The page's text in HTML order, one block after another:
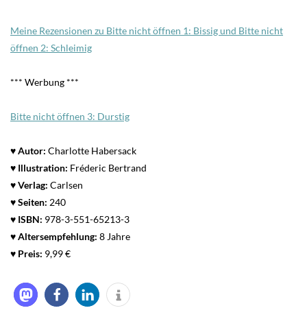
Meine Rezensionen zu Bitte nicht öffnen 1: Bissig und Bitte nicht
öffnen 2: Schleimig
*** Werbung ***
Bitte nicht öffnen 3: Durstig
♥ Autor: Charlotte Habersack
♥ Illustration: Fréderic Bertrand
♥ Verlag: Carlsen
♥ Seiten: 240
♥ ISBN: 978-3-551-65213-3
♥Altersempfehlung: 8 Jahre
♥ Preis: 9,99 €